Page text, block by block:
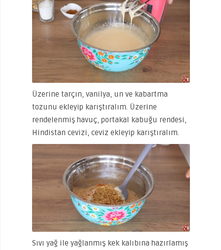
Üzerine tarçın, vanilya, un ve kabartma
tozunu ekleyip karıştıralım. Üzerine
rendelenmiş havuç, portakal kabuğu rendesi,
Hindistan cevizi, ceviz ekleyip karıştıralım.
Sıvı yağ ile yağlanmış kek kalıbına hazırlamış